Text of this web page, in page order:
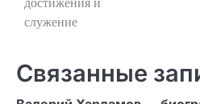
записям
служение
Связанные